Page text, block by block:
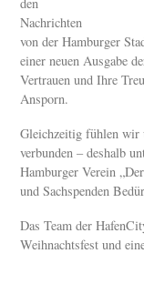
Nachrichten
von der Hamburger
einer neuen Ausgabe
Vertrauen und Ihre
Ansporn.
Gleichzeitig fühlen wir
verbunden – deshalb
Hamburger Verein
und Sachspenden
Das Team der
Weihnachtsfest und